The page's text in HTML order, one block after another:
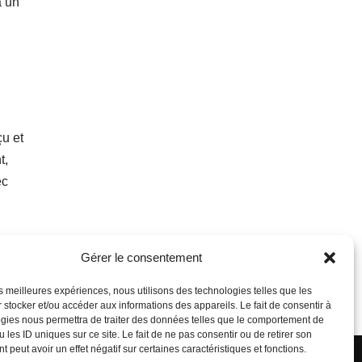
Gérer le consentement
meilleures expériences, nous utilisons des technologies telles que les
stocker et/ou accéder aux informations des appareils. Le fait de consentir à
nous permettra de traiter des données telles que le comportement de
les ID uniques sur ce site. Le fait de ne pas consentir ou de retirer son
peut avoir un effet négatif sur certaines caractéristiques et fonctions.
et
Francis Bourque